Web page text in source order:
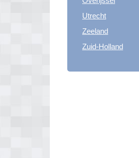
Utrecht
Zeeland
Zuid-Holland